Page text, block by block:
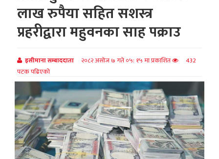
लाख रुपैया सहित सशस्त्र
प्रहरीद्वारा महुवनका साह पक्राउ
इसीमाना सम्बाददाता २०८२ असोज ७ गते ०५: १५ मा प्रकाशित
432
पटक पढिएको